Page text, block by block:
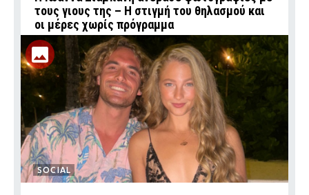
τους γιους της – Η στιγμή του θηλασμού και
οι μέρες χωρίς πρόγραμμα
SOCIAL